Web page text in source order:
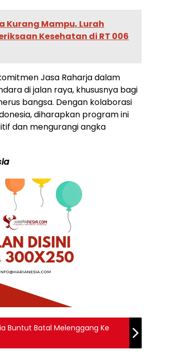
Kurang Mampu, Lurah
Kesehatan di RT 006
Jasa Raharja dalam
di jalan raya, khususnya bagi
bangsa. Dengan kolaborasi
diharapkan program ini
dan mengurangi angka
Buntut Batal Melenggang Ke